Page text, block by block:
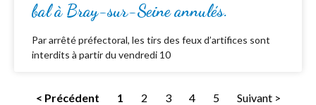
bal à Bray-sur-Seine annulés.
Par arrêté préfectoral, les tirs des feux d’artifices sont
interdits à partir du vendredi 10
< Précédent 1 2 3 4 5 Suivant >